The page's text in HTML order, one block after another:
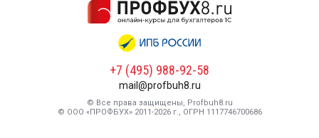
+7 (495) 988-92-58
mail@profbuh8.ru
© Все права защищены, Profbuh8.ru
© ООО «ПРОФБУХ» 2011-2026 г., ОГРН 1117746700686